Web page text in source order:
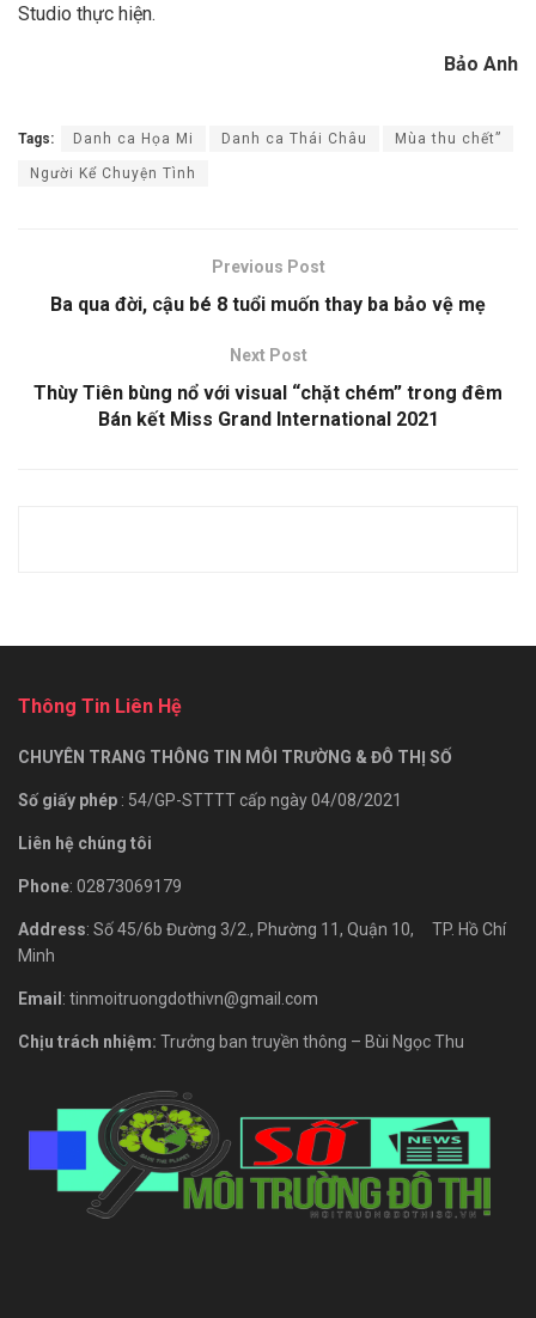
Studio thực hiện.
Bảo Anh
Tags: Danh ca Họa Mi Danh ca Thái Châu Mùa thu chết”
Người Kể Chuyện Tình
Previous Post
Ba qua đời, cậu bé 8 tuổi muốn thay ba bảo vệ mẹ
Next Post
Thùy Tiên bùng nổ với visual “chặt chém” trong đêm
Bán kết Miss Grand International 2021
Thông Tin Liên Hệ
CHUYÊN TRANG THÔNG TIN MÔI TRƯỜNG & ĐÔ THỊ SỐ
Số giấy phép : 54/GP-STTTT cấp ngày 04/08/2021
Liên hệ chúng tôi
Phone: 02873069179
Address: Số 45/6b Đường 3/2., Phường 11, Quận 10, TP. Hồ Chí
Minh
Email : tinmoitruongdothivn@gmail.com
Chịu trách nhiệm: Trưởng ban truyền thông – Bùi Ngọc Thu